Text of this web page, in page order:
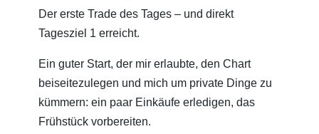
Der erste Trade des Tages – und direkt
Tagesziel 1 erreicht.
Ein guter Start, der mir erlaubte, den Chart
beiseitezulegen und mich um private Dinge zu
kümmern: ein paar Einkäufe erledigen, das
Frühstück vorbereiten.